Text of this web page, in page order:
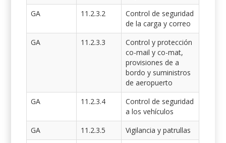
GA
11.2.3.2
Control de seguridad
de la carga y correo
GA
11.2.3.3
Control y protección
co-mail y co-mat,
provisiones de a
bordo y suministros
de aeropuerto
GA
11.2.3.4
Control de seguridad
a los vehículos
GA
11.2.3.5
Vigilancia y patrullas